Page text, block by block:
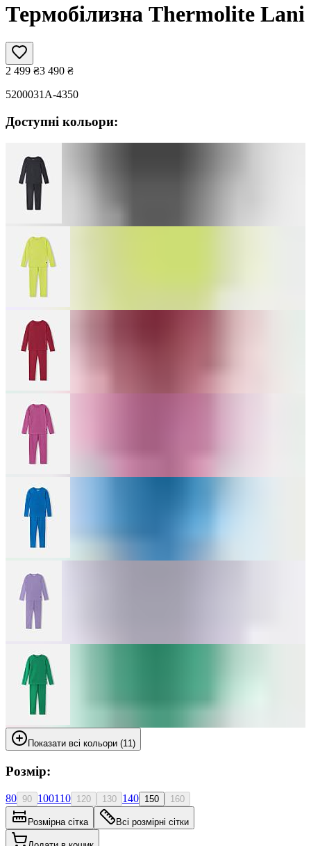
Термобілизна Thermolite Lani
2 499 ₴3 490 ₴
5200031A-4350
Доступні кольори:
Показати всі кольори (11)
Розмір:
80 90 100110 120 130 140 150 160
Розмірна сітка Всі розмірні сітки